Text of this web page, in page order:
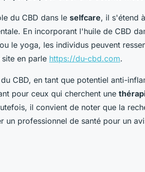
du CBD dans le selfcare, il s'étend
En incorporant l'huile de CBD
le yoga, les individus peuvent
en parle https://du-cbd.com.
CBD, en tant que potentiel anti-
pour ceux qui cherchent une
il convient de noter que la
un professionnel de santé pour un